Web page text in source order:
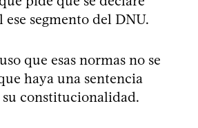
segmento del DNU.
que esas normas no se
haya una sentencia
constitucionalidad.